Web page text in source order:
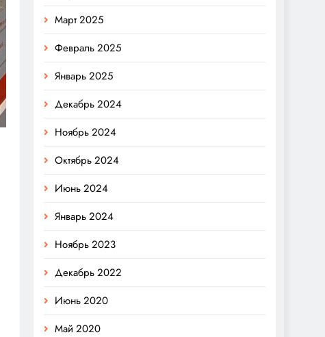
Март 2025
Февраль 2025
Январь 2025
Декабрь 2024
Ноябрь 2024
Октябрь 2024
Июнь 2024
Январь 2024
Ноябрь 2023
Декабрь 2022
Июнь 2020
Май 2020